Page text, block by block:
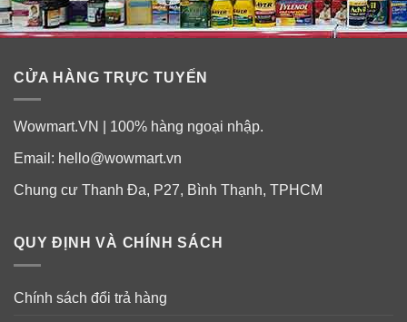
nên giữ hương tốt và mùi hương đậm, ổn định.
Không chứa cồn, không làm da kích ứng hay bị khô
như các loại nước hoa thông thường.
CỬA HÀNG TRỰC TUYẾN
Wowmart.VN | 100% hàng ngoại nhập.
Email: hello@wowmart.vn
Chung cư Thanh Đa, P27, Bình Thạnh, TPHCM
QUY ĐỊNH VÀ CHÍNH SÁCH
Chính sách đổi trả hàng